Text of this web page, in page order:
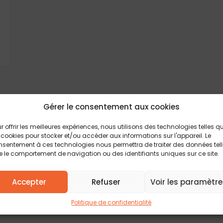
Gérer le consentement aux cookies
offrir les meilleures expériences, nous utilisons des technologies telles
pour stocker et/ou accéder aux informations sur l'appareil. Le
à ces technologies nous permettra de traiter des données
le comportement de navigation ou des identifiants uniques sur ce site.
Accepter Refuser Voir les
Politique de confidentialité
Délais, prix et aide au choix pour la
Retrouvez tous les conseils et actualités de
maison neuve
pour vous guider à chaque
immobilier. Explorez toutes les réponses
de maison individuelle en réalité.